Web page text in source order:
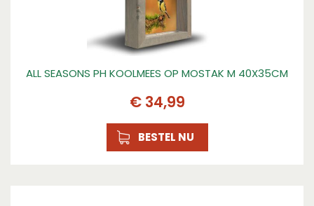
ALL SEASONS PH KOOLMEES OP MOSTAK M 40X35CM
€ 34,99
BESTEL NU